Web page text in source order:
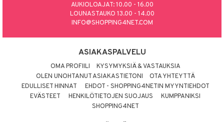
AUKIOLOAJAT: 10.00 - 16.00
LOUNASTAUKO 13.00 - 14.00
INFO@SHOPPING4NET.COM
ASIAKASPALVELU
OMA PROFIILI
KYSYMYKSIÄ & VASTAUKSIA
OLEN UNOHTANUT ASIAKASTIETONI
OTA YHTEYTTÄ
EDULLISET HINNAT
EHDOT - SHOPPING4NETIN MYYNTIEHDOT
EVÄSTEET
HENKILÖTIETOJEN SUOJAUS
KUMPPANIKSI
SHOPPING4NET